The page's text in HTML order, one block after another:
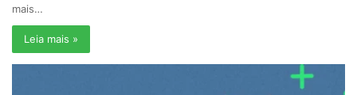
mais…
Leia mais »